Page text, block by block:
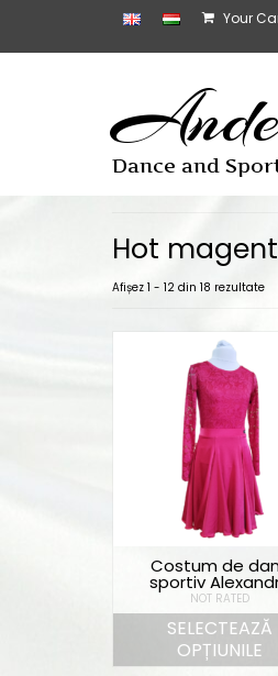
Your
Dance and
Hot
Afișez 1 - 12 din 18 rezultate
Costum de
sportiv
NOT RATED
SELECTEAZĂ
OPȚIUNILE